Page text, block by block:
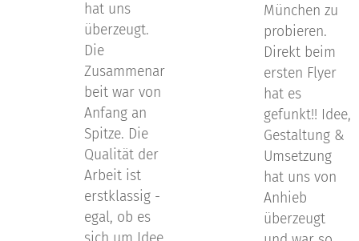
hat uns
überzeugt.
Die
Zusammenar
beit war von
Anfang an
Spitze. Die
Qualität der
Arbeit ist
erstklassig -
egal, ob es
München zu
probieren.
Direkt beim
ersten Flyer
hat es
gefunkt!! Idee,
Gestaltung &
Umsetzung
hat uns von
Anhieb
überzeugt